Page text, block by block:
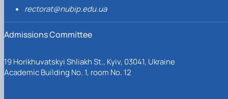
rectorat@nubip.edu.ua
Admissions Committee
19 Horikhuvatskyi Shliakh St., Kyiv, 03041, Ukraine
Academic Building No. 1, room No. 12